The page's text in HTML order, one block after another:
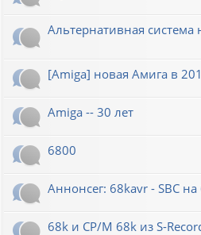
Альтернативная система
[Amiga] новая Амига в
Amiga -- 30 лет
6800
Аннонсег: 68kavr - SBC
68k и CP/M 68k из S-